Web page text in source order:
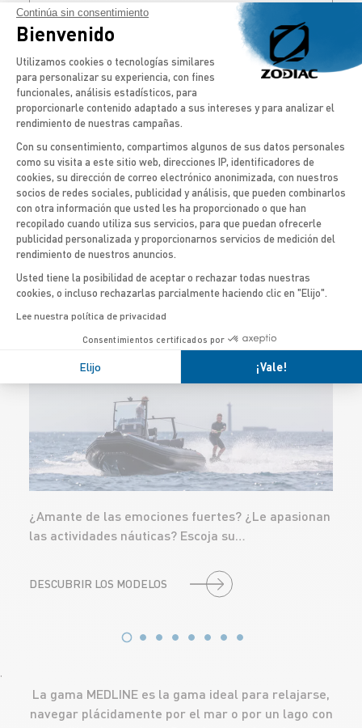
con otra mesa.
DESCUBRIR
VOLVER A TODAS LAS GAMAS
NUESTROS
PROGRAMAS DE
NAVEGACIÓN
BARCOS
DEPORTIVOS
¿Amante de las emociones fuertes? ¿Le apasionan
las actividades náuticas? Escoja su…
DESCUBRIR LOS MODELOS
'
La gama MEDLINE es la gama ideal para relajarse,
navegar plácidamente por el mar o por un lago con
Continúa sin consentimiento
Bienvenido
Plataforma de Gestión de
Utilizamos cookies o tecnologías similares
para personalizar su experiencia, con fines
funcionales, análisis estadísticos, para
proporcionarle contenido adaptado a sus intereses y para analizar el
rendimiento de nuestras campañas.
Con su consentimiento, compartimos algunos de sus datos personales
como su visita a este sitio web, direcciones IP, identificadores de
cookies, su dirección de correo electrónico anonimizada, con nuestros
socios de redes sociales, publicidad y análisis, que pueden combinarlos
con otra información que usted les ha proporcionado o que han
recopilado cuando utiliza sus servicios, para que puedan ofrecerle
publicidad personalizada y proporcionarnos servicios de medición del
rendimiento de nuestros anuncios.
Usted tiene la posibilidad de aceptar o rechazar todas nuestras
cookies, o incluso rechazarlas parcialmente haciendo clic en "Elijo".
Lee nuestra política de privacidad
Consentimientos certificados por
Elijo ¡Vale!
Axeptio consent